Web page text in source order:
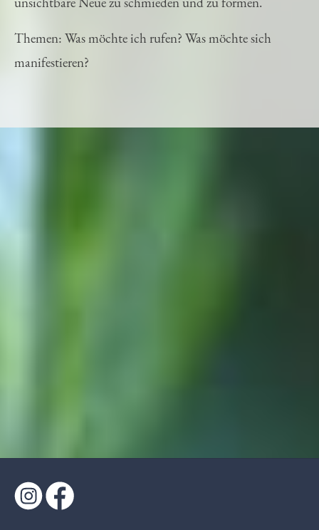
unsichtbare Neue zu schmieden und zu formen.
Themen: Was möchte ich rufen? Was möchte sich
manifestieren?